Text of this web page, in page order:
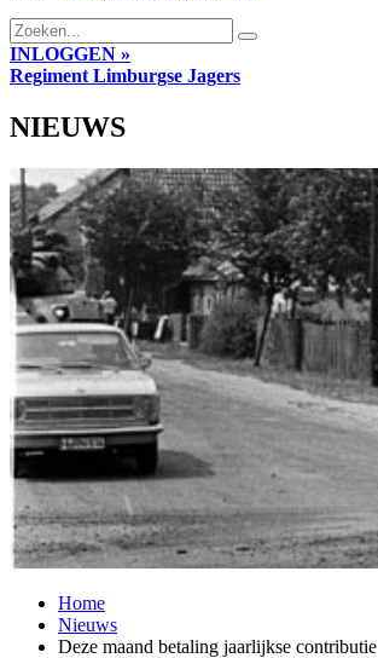
INLOGGEN »
Regiment Limburgse Jagers
NIEUWS
Home
Nieuws
Deze maand betaling jaarlijkse contributie